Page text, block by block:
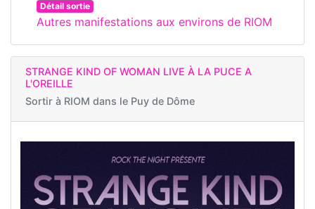
Détail sortie
Autres manifestations aux environs de RIOM
STRANGE KIND OF WOMAN LIVE À LA PUCE A
L'OREILLE
Sortir à RIOM dans le Puy de Dôme